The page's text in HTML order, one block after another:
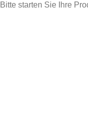
Bitte starten Sie Ihre